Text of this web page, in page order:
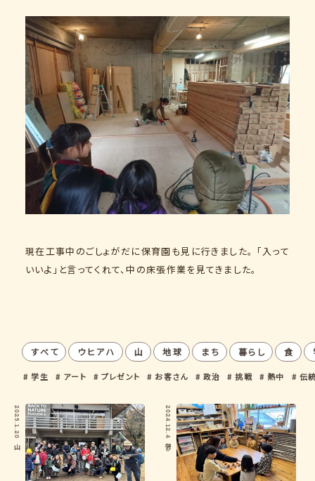
現在工事中のごしょがだに保育園も見に行きました。 「入って
いいよ」と言ってくれて、中の床張作業を見てきました。
すべて ウヒアハ 山 地球 まち 暮らし 食
学生 アート プレゼント お客さん 政治 挑戦 熱中 伝
2025.1.20
山
2024.12.4
学び